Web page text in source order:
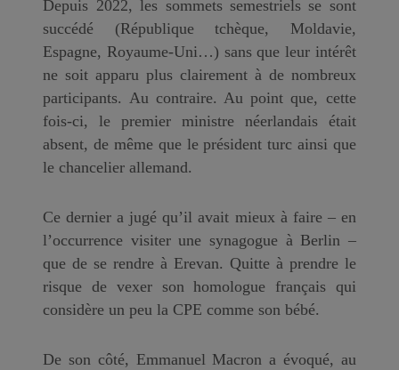
Depuis 2022, les sommets semestriels se sont
succédé (République tchèque, Moldavie,
Espagne, Royaume-Uni…) sans que leur intérêt
ne soit apparu plus clairement à de nombreux
participants. Au contraire. Au point que, cette
fois-ci, le premier ministre néerlandais était
absent, de même que le président turc ainsi que
le chancelier allemand.
Ce dernier a jugé qu’il avait mieux à faire – en
l’occurrence visiter une synagogue à Berlin –
que de se rendre à Erevan. Quitte à prendre le
risque de vexer son homologue français qui
considère un peu la CPE comme son bébé.
De son côté, Emmanuel Macron a évoqué, au